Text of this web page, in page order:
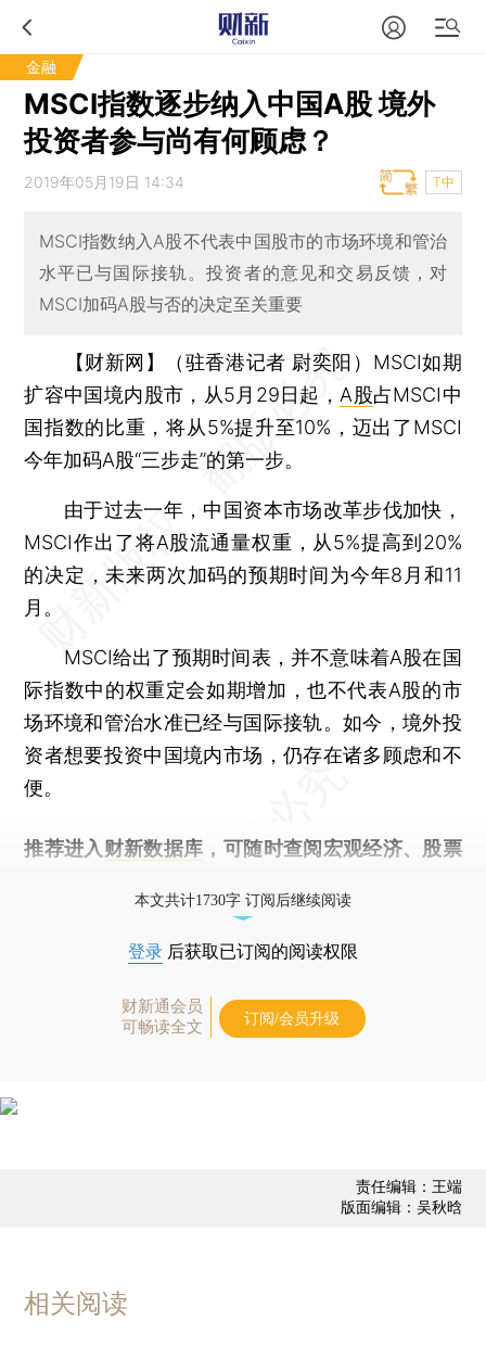
金融
MSCI指数逐步纳入中国A股 境外
投资者参与尚有何顾虑？
2019年05月19日 14:34 T中
MSCI指数纳入A股不代表中国股市的市场环境和管治
水平已与国际接轨。投资者的意见和交易反馈，对
MSCI加码A股与否的决定至关重要
【财新网】（驻香港记者 尉奕阳） MSCI如期
扩容中国境内股市，从5月29日起， A股占MSCI中
国指数的比重，将从5%提升至10%，迈出了MSCI
今年加码A股“三步走”的第一步。
由于过去一年，中国资本市场改革步伐加快，
MSCI作出了将A股流通量权重，从5%提高到20%
的决定，未来两次加码的预期时间为今年8月和11
月。
MSCI给出了预期时间表，并不意味着A股在国
际指数中的权重定会如期增加，也不代表A股的市
场环境和管治水准已经与国际接轨。如今，境外投
资者想要投资中国境内市场，仍存在诸多顾虑和不
便。
推荐进入 财新数据库 ，可随时查阅宏观经济、股票
本文共计1730字 订阅后继续阅读
登录 后获取已订阅的阅读权限
财新通会员
可畅读全文
订阅/会员升级
责任编辑：王端
版面编辑：吴秋晗
相关阅读